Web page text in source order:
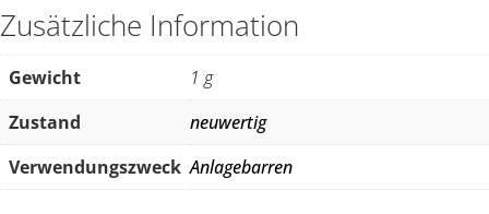
Zusätzliche Information
Gewicht
1 g
Zustand
neuwertig
Verwendungszweck Anlagebarren